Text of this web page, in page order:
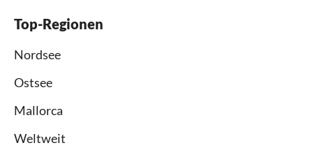
Top-Regionen
Nordsee
Ostsee
Mallorca
Weltweit